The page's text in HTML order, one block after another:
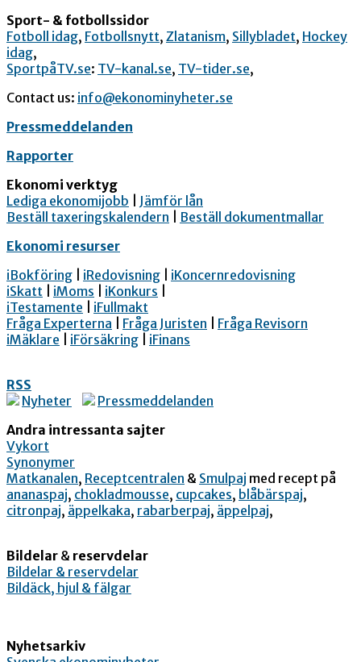
Sport- & fotbollssidor
Fotboll idag, Fotbollsnytt, Zlatanism, Sillybladet, Hockey
idag,
SportpåTV.se: TV-kanal.se, TV-tider.se,
Contact us: info@ekonominyheter.se
Pressmeddelanden
Rapporter
Ekonomi verktyg
Lediga ekonomijobb
Jämför lån
Beställ taxeringskalendern
Beställ dokumentmallar
Ekonomi resurser
iBokföring
iRedovisning
iKoncernredovisning
iSkatt
iMoms iKonkurs
iTestamente
iFullmakt
Fråga Experterna
Fråga Juristen
Fråga Revisorn
iMäklare
iFörsäkring iFinans
RSS
Nyheter
Pressmeddelanden
Andra intressanta sajter
Vykort
Synonymer
Matkanalen, Receptcentralen & Smulpaj med recept på
ananaspaj, chokladmousse, cupcakes, blåbärspaj,
citronpaj, äppelkaka, rabarberpaj, äppelpaj,
Bildelar & reservdelar
Bildelar & reservdelar
Bildäck, hjul & fälgar
Nyhetsarkiv